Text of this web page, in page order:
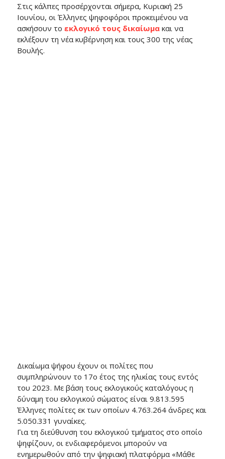
Στις κάλπες προσέρχονται σήμερα, Κυριακή 25
Ιουνίου, οι Έλληνες ψηφοφόροι προκειμένου να
ασκήσουν το εκλογικό τους δικαίωμακαι να
εκλέξουν τη νέα κυβέρνηση και τους 300 της νέας
Βουλής.
Δικαίωμα ψήφου έχουν οι πολίτες που
συμπληρώνουν το 17ο έτος της ηλικίας τους εντός
του 2023. Με βάση τους εκλογικούς καταλόγους η
δύναμη του εκλογικού σώματος είναι 9.813.595
Έλληνες πολίτες εκ των οποίων 4.763.264 άνδρες και
5.050.331 γυναίκες.
Για τη διεύθυνση του εκλογικού τμήματος στο οποίο
ψηφίζουν, οι ενδιαφερόμενοι μπορούν να
ενημερωθούν από την ψηφιακή πλατφόρμα «Μάθε